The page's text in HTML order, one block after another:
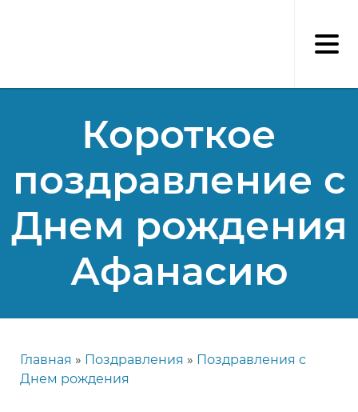
Короткое
поздравление с
Днем рождения
Афанасию
Строка
Главная Поздравления
Поздравления с
Днем рождения